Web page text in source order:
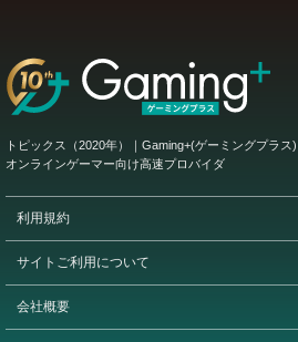
トピックス（2020年）｜Gaming+(ゲーミングプラ
オンラインゲーマー向け高速プロバイダ
利用規約
サイトご利用について
会社概要